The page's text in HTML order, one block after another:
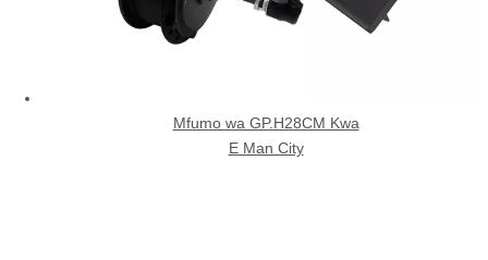
Mfumo wa GP.H28CM Kwa
E Man City